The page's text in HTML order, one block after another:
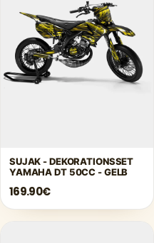
SUJAK - DEKORATIONSSET
YAMAHA DT 50CC - GELB
169.90€